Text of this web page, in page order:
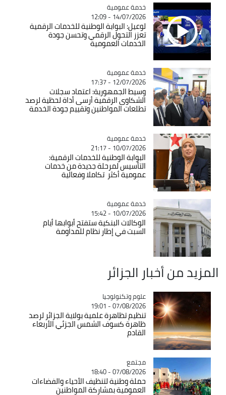
Catégorie
خدمة عمومية
14/07/2026 - 12:09
لوعيل: البوابة الوطنية للخدمات الرقمية
تعزز التحول الرقمي وتحسن جودة
الخدمات العمومية
Catégorie
خدمة عمومية
12/07/2026 - 17:37
وسيط الجمهورية: اعتماد سجلات
الشكاوى الرقمية أرسى أداة لحظية لرصد
تطلعات المواطنين وتقييم جودة الخدمة
Catégorie
خدمة عمومية
10/07/2026 - 21:17
البوابة الوطنية للخدمات الرقمية:
التأسيس لمرحلة جديدة من خدمات
عمومية أكثر تكاملا وفعالية
Catégorie
خدمة عمومية
10/07/2026 - 15:42
الوكالات البنكية ستفتح أبوابها أيام
السبت في إطار نظام للمداومة
المزيد من أخبار الجزائر
Catégorie
علوم وتكنولوجيا
07/08/2026 - 19:01
تنظيم تظاهرة علمية بولاية الجزائر لرصد
ظاهرة كسوف الشمس الجزئي الأربعاء
القادم
Catégorie
مجتمع
07/08/2026 - 18:40
حملة وطنية لتنظيف الأحياء والفضاءات
العمومية بمشاركة المواطنين